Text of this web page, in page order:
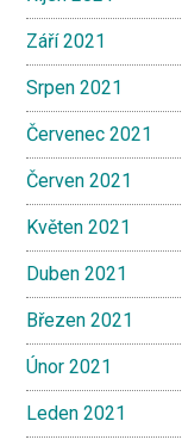
Září 2021
Srpen 2021
Červenec 2021
Červen 2021
Květen 2021
Duben 2021
Březen 2021
Únor 2021
Leden 2021